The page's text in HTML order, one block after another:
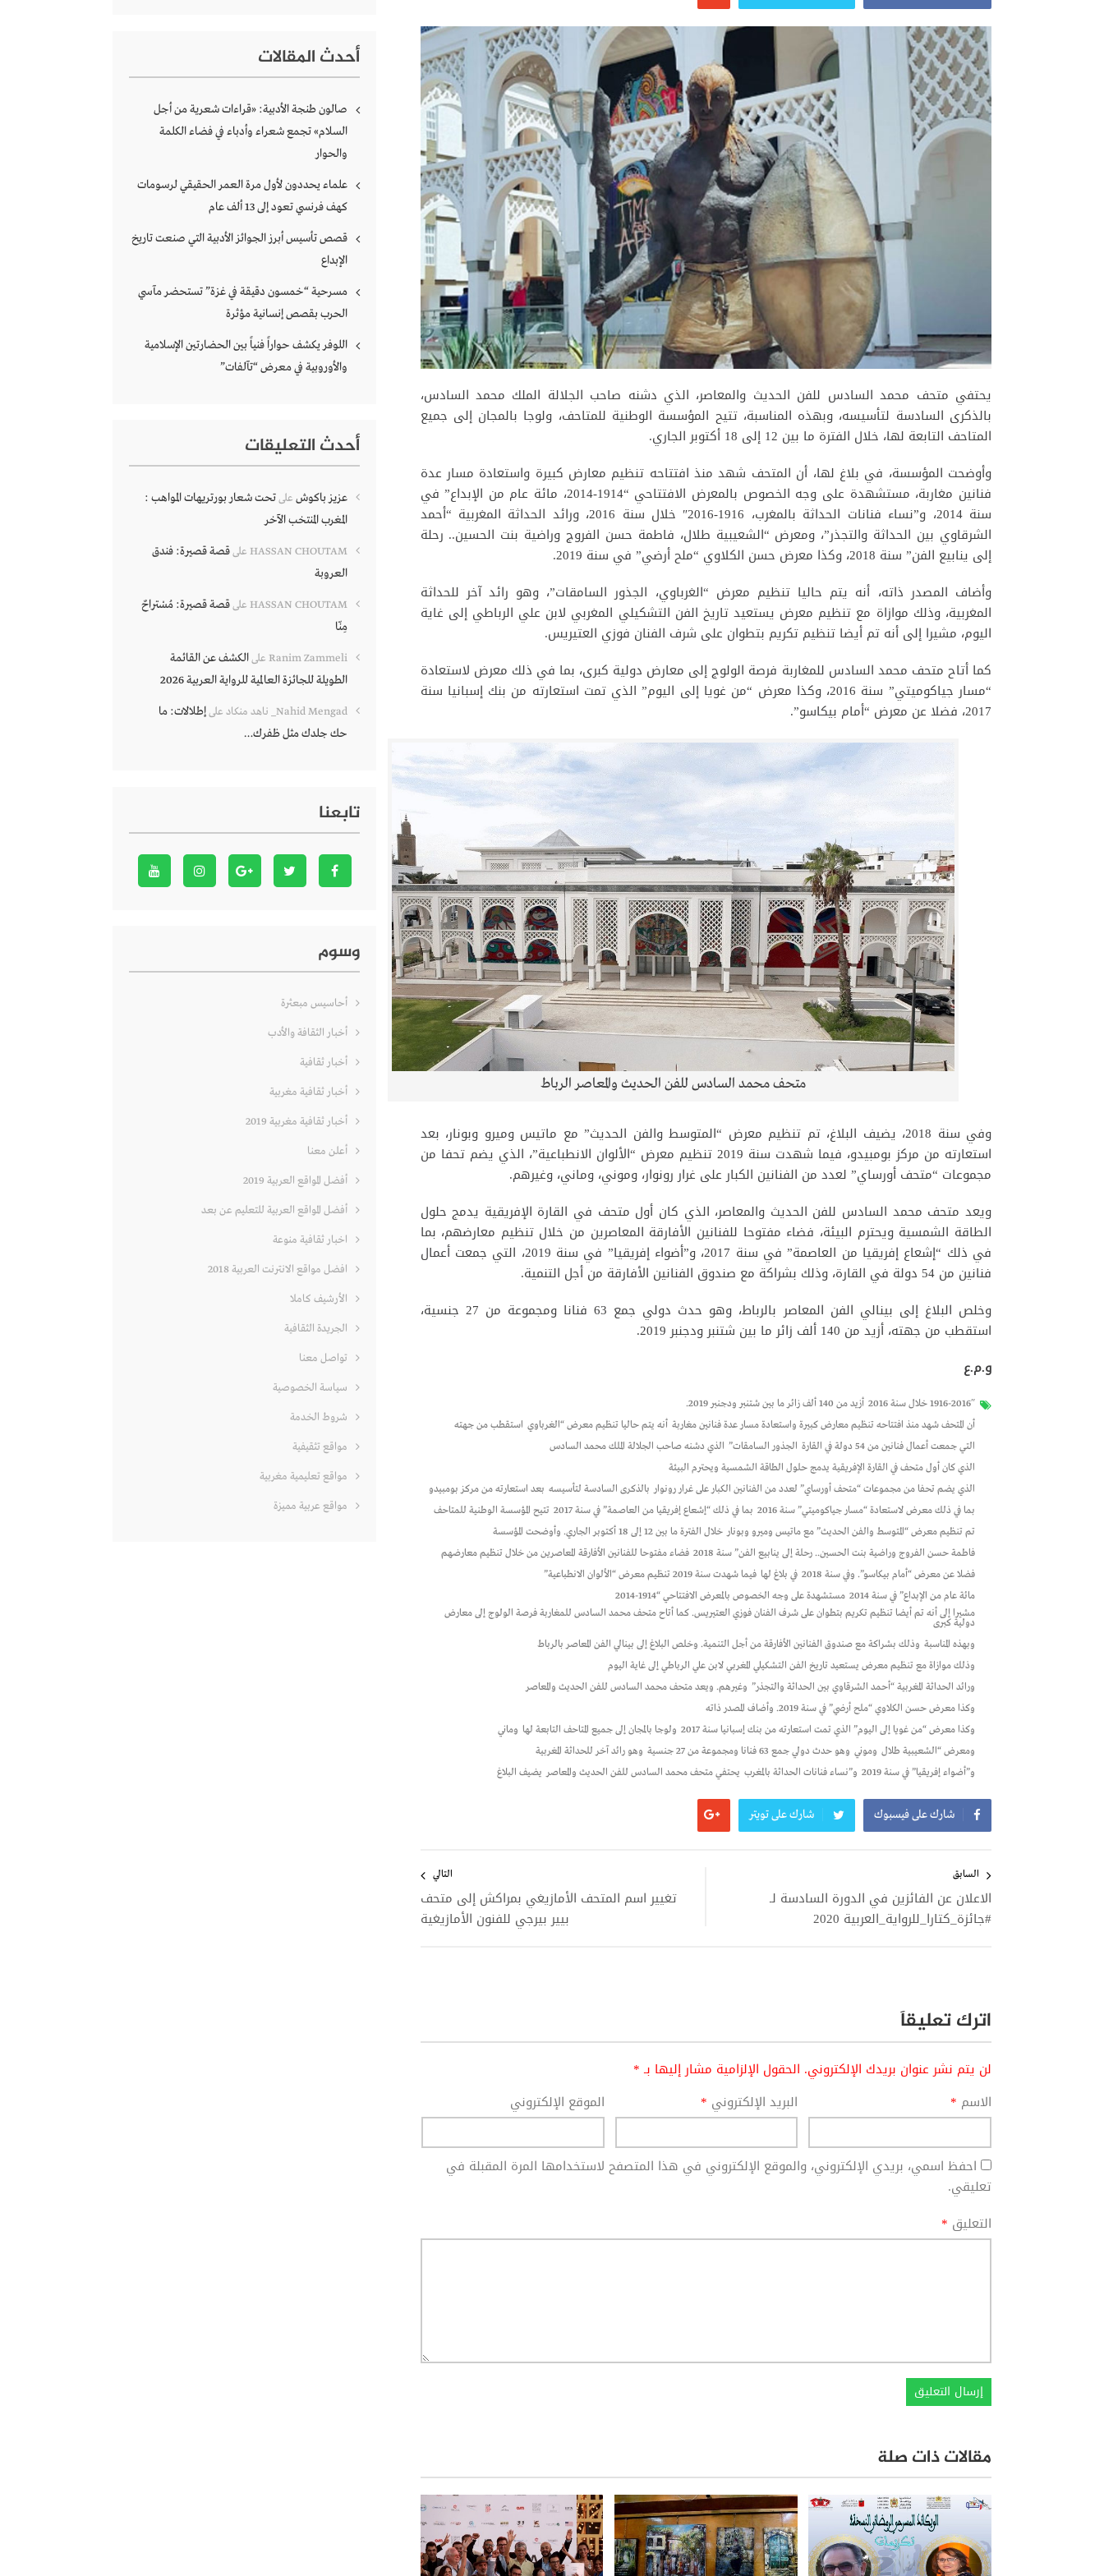
يحتفي متحف محمد السادس للفن الحديث والمعاصر، الذي دشنه صاحب الجلالة الملك محمد السادس،
بالذكرى السادسة لتأسيسه، وبهذه المناسبة، تتيح المؤسسة الوطنية للمتاحف، ولوجا بالمجان إلى جميع
المتاحف التابعة لها، خلال الفترة ما بين 12 إلى 18 أكتوبر الجاري.
وأوضحت المؤسسة، في بلاغ لها، أن المتحف شهد منذ افتتاحه تنظيم معارض كبيرة واستعادة مسار عدة
فنانين مغاربة، مستشهدة على وجه الخصوص بالمعرض الافتتاحي “1914-2014، مائة عام من الإبداع” في
سنة 2014، و”نساء فنانات الحداثة بالمغرب، 1916-2016″ خلال سنة 2016، ورائد الحداثة المغربية “أحمد
الشرقاوي بين الحداثة والتجذر”، ومعرض “الشعيبية طلال، فاطمة حسن الفروج وراضية بنت الحسين.. رحلة
إلى ينابيع الفن” سنة 2018، وكذا معرض حسن الكلاوي “ملح أرضي” في سنة 2019.
وأضاف المصدر ذاته، أنه يتم حاليا تنظيم معرض “الغرباوي، الجذور السامقات”، وهو رائد آخر للحداثة
المغربية، وذلك موازاة مع تنظيم معرض يستعيد تاريخ الفن التشكيلي المغربي لابن علي الرباطي إلى غاية
اليوم، مشيرا إلى أنه تم أيضا تنظيم تكريم بتطوان على شرف الفنان فوزي العتيريس.
كما أتاح متحف محمد السادس للمغاربة فرصة الولوج إلى معارض دولية كبرى، بما في ذلك معرض لاستعادة
“مسار جياكوميتي” سنة 2016، وكذا معرض “من غويا إلى اليوم” الذي تمت استعارته من بنك إسبانيا سنة
2017، فضلا عن معرض “أمام بيكاسو”.
متحف محمد السادس للفن الحديث والمعاصر الرباط
وفي سنة 2018، يضيف البلاغ، تم تنظيم معرض “المتوسط والفن الحديث” مع ماتيس وميرو وبونار، بعد
استعارته من مركز بومبيدو، فيما شهدت سنة 2019 تنظيم معرض “الألوان الانطباعية”، الذي يضم تحفا من
مجموعات “متحف أورساي” لعدد من الفنانين الكبار على غرار رونوار، وموني، وماني، وغيرهم.
ويعد متحف محمد السادس للفن الحديث والمعاصر، الذي كان أول متحف في القارة الإفريقية يدمج حلول
الطاقة الشمسية ويحترم البيئة، فضاء مفتوحا للفنانين الأفارقة المعاصرين من خلال تنظيم معارضهم، بما
في ذلك “إشعاع إفريقيا من العاصمة” في سنة 2017، و”أضواء إفريقيا” في سنة 2019، التي جمعت أعمال
فنانين من 54 دولة في القارة، وذلك بشراكة مع صندوق الفنانين الأفارقة من أجل التنمية.
وخلص البلاغ إلى بينالي الفن المعاصر بالرباط، وهو حدث دولي جمع 63 فنانا ومجموعة من 27 جنسية،
استقطب من جهته، أزيد من 140 ألف زائر ما بين شتنبر ودجنبر 2019.
و.م.ع
1916-2016″ خلال سنة 2016
أزيد من 140 ألف زائر ما بين شتنبر ودجنبر 2019.
أن المتحف شهد منذ افتتاحه تنظيم معارض كبيرة واستعادة مسار عدة فنانين مغاربة أنه يتم حاليا تنظيم معرض “الغرباوي استقطب من جهته
التي جمعت أعمال فنانين من 54 دولة في القارة
الجذور السامقات” الذي دشنه صاحب الجلالة الملك محمد السادس
الذي كان أول متحف في القارة الإفريقية يدمج حلول الطاقة الشمسية ويحترم البيئة
الذي يضم تحفا من مجموعات “متحف أورساي” لعدد من الفنانين الكبار على غرار رونوار بالذكرى السادسة لتأسيسه بعد استعارته من مركز بومبيدو
بما في ذلك معرض لاستعادة “مسار جياكوميتي” سنة 2016
بما في ذلك “إشعاع إفريقيا من العاصمة” في سنة 2017
تتيح المؤسسة الوطنية للمتاحف
تم تنظيم معرض “المتوسط والفن الحديث” مع ماتيس وميرو وبونار خلال الفترة ما بين 12 إلى 18 أكتوبر الجاري. وأوضحت المؤسسة
فاطمة حسن الفروج وراضية بنت الحسين.. رحلة إلى ينابيع الفن” سنة 2018
فضاء مفتوحا للفنانين الأفارقة المعاصرين من خلال تنظيم معارضهم
فضلا عن معرض “أمام بيكاسو”. وفي سنة 2018
في بلاغ لها فيما شهدت سنة 2019 تنظيم معرض “الألوان الانطباعية”
مائة عام من الإبداع” في سنة 2014
مستشهدة على وجه الخصوص بالمعرض الافتتاحي “1914-2014
مشيرا إلى أنه تم أيضا تنظيم تكريم بتطوان على شرف الفنان فوزي العتيريس. كما أتاح متحف محمد السادس للمغاربة فرصة الولوج إلى معارض
دولية كبرى
وبهذه المناسبة وذلك بشراكة مع صندوق الفنانين الأفارقة من أجل التنمية. وخلص البلاغ إلى بينالي الفن المعاصر بالرباط
وذلك موازاة مع تنظيم معرض يستعيد تاريخ الفن التشكيلي المغربي لابن علي الرباطي إلى غاية اليوم
ورائد الحداثة المغربية “أحمد الشرقاوي بين الحداثة والتجذر” وغيرهم. ويعد متحف محمد السادس للفن الحديث والمعاصر
وكذا معرض حسن الكلاوي “ملح أرضي” في سنة 2019. وأضاف المصدر ذاته
وكذا معرض “من غويا إلى اليوم” الذي تمت استعارته من بنك إسبانيا سنة 2017
ولوجا بالمجان إلى جميع المتاحف التابعة لها وماني
ومعرض “الشعيبية طلال وموني وهو حدث دولي جمع 63 فنانا ومجموعة من 27 جنسية
وهو رائد آخر للحداثة المغربية
و”أضواء إفريقيا” في سنة 2019
و”نساء فنانات الحداثة بالمغرب يحتفي متحف محمد السادس للفن الحديث والمعاصر يضيف البلاغ
شارك على فيسبوك شارك على تويتر
المقالات
السابق
الاعلان عن الفائزين في الدورة السادسة لـ
#جائزة_كتارا_للرواية_العربية 2020
التالي
تغيير اسم المتحف الأمازيغي بمراكش إلى متحف
بیير بیرجي للفنون الأمازيغية
اترك تعليقاً
لن يتم نشر عنوان بريدك الإلكتروني. الحقول الإلزامية مشار إليها بـ*
الاسم * البريد الإلكتروني * الموقع الإلكتروني
احفظ اسمي، بريدي الإلكتروني، والموقع الإلكتروني في هذا المتصفح لاستخدامها المرة المقبلة في
تعليقي.
التعليق *
مقالات ذات صلة
أحدث المقالات
صالون طنجة الأدبية: «قراءات شعرية من أجل
السلام» تجمع شعراء وأدباء في فضاء الكلمة
والحوار
علماء يحددون لأول مرة العمر الحقيقي لرسومات
كهف فرنسي تعود إلى 13 ألف عام
قصص تأسيس أبرز الجوائز الأدبية التي صنعت تاريخ
الإبداع
مسرحية “خمسون دقيقة في غزة” تستحضر مآسي
الحرب بقصص إنسانية مؤثرة
اللوفر يكشف حواراً فنياً بين الحضارتين الإسلامية
والأوروبية في معرض “تآلفات”
أحدث التعليقات
عزيز باكوش علىتحت شعار بورتريهات المواهب :
المغرب المنتخب الآخر
HASSAN CHOUTAM علىقصة قصيرة: فندق
العروبة
HASSAN CHOUTAM علىقصة قصيرة: مُسْتراحٌ
مِنّا
Ranim Zammeli علىالكشف عن القائمة
الطويلة للجائزة العالمية للرواية العربية 2026
Nahid Mengad_ ناهد منكاد علىإطلالات: ما
حك جلدك مثل ظفرك…
تابعنا
وسوم
أحاسيس مبعثرة
أخبار الثقافة والأدب
أخبار ثقافية
أخبار ثقافية مغربية
أخبار ثقافية مغربية 2019
أعلن معنا
أفضل المواقع العربية 2019
أفضل المواقع العربية للتعليم عن بعد
اخبار ثقافية منوعة
افضل مواقع الانترنت العربية 2018
الأرشيف كاملا
الجريدة الثقافية
تواصل معنا
سياسة الخصوصية
شروط الخدمة
مواقع تثقيفية
مواقع تعليمية مغربية
مواقع عربية مميزة